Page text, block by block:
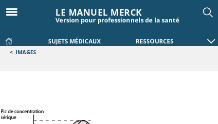
LE MANUEL MERCK
Version pour professionnels de la santé
SUJETS MÉDICAUX RESSOURCES
< IMAGES